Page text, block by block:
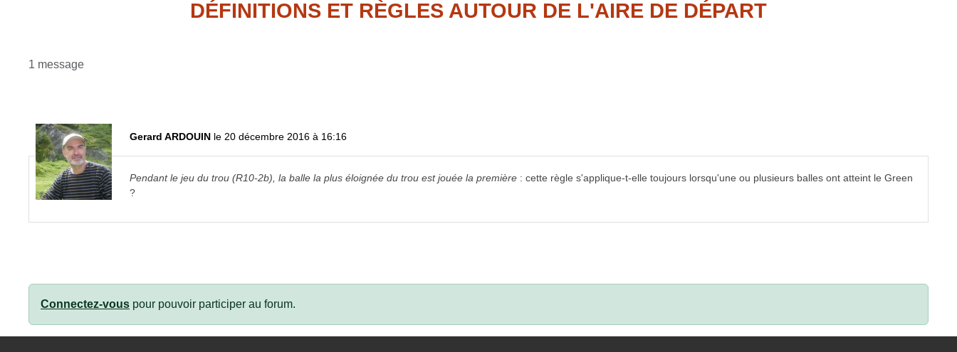
DÉFINITIONS ET RÈGLES AUTOUR DE L'AIRE DE DÉPART
1 message
Gerard ARDOUIN le 20 décembre 2016 à 16:16
Pendant le jeu du trou (R10-2b), la balle la plus éloignée du trou est jouée la première : cette règle s'applique-t-elle toujours lorsqu'une ou plusieurs balles ont atteint le Green
?
Connectez-vous pour pouvoir participer au forum.